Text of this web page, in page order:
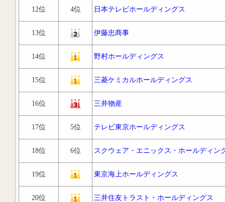
12位 4位 日本テレビホールディングス
13位 伊藤忠商事
14位 野村ホールディングス
15位 三菱ケミカルホールディングス
16位 三井物産
17位 5位 テレビ東京ホールディングス
18位 6位 スクウェア・エニックス・ホールディン
19位 東京海上ホールディングス
20位 三井住友トラスト・ホールディングス